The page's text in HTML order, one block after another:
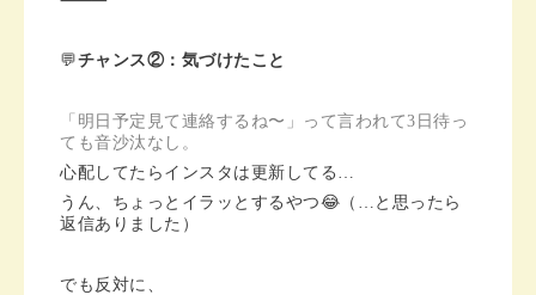
💬チャンス②：気づけたこと
「明日予定見て連絡するね〜」って言われて3日待っ
ても音沙汰なし。
心配してたらインスタは更新してる…
うん、ちょっとイラッとするやつ😂（…と思ったら
返信ありました）
でも反対に、